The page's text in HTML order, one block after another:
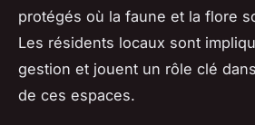
protégés où la faune et la flore
Les résidents locaux sont
gestion et jouent un rôle clé
de ces espaces.